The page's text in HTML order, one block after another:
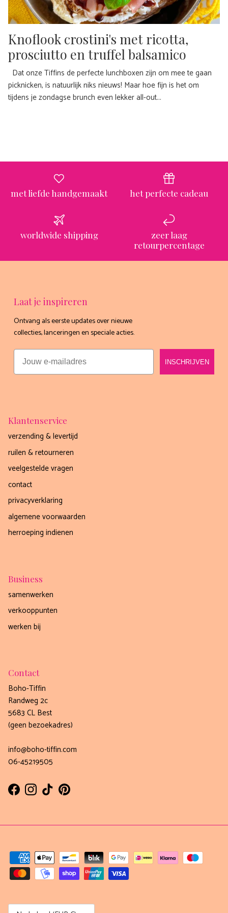
Knoflook crostini's met ricotta,
prosciutto en truffel balsamico
Dat onze Tiffins de perfecte lunchboxen zijn om mee te gaan
picknicken, is natuurlijk niks nieuws! Maar hoe fijn is het om
tijdens je zondagse brunch even lekker all-out...
met liefde handgemaakt het perfecte cadeau
worldwide shipping
zeer laag
retourpercentage
Laat je inspireren
Ontvang als eerste updates over nieuwe
collecties, lanceringen en speciale acties.
Email
INSCHRIJVEN
Klantenservice
verzending & levertijd
ruilen & retourneren
veelgestelde vragen
contact
privacyverklaring
algemene voorwaarden
herroeping indienen
Business
samenwerken
verkooppunten
werken bij
Contact
Boho-Tiffin
Randweg 2c
5683 CL Best
(geen bezoekadres)
info@boho-tiffin.com
06-45219505
FacebookInstagram
TikTokPinterest
Land/Regio
Ontvang nu gratis het
exclusieve receptenboekje
van Boho-Tiffin!
Email